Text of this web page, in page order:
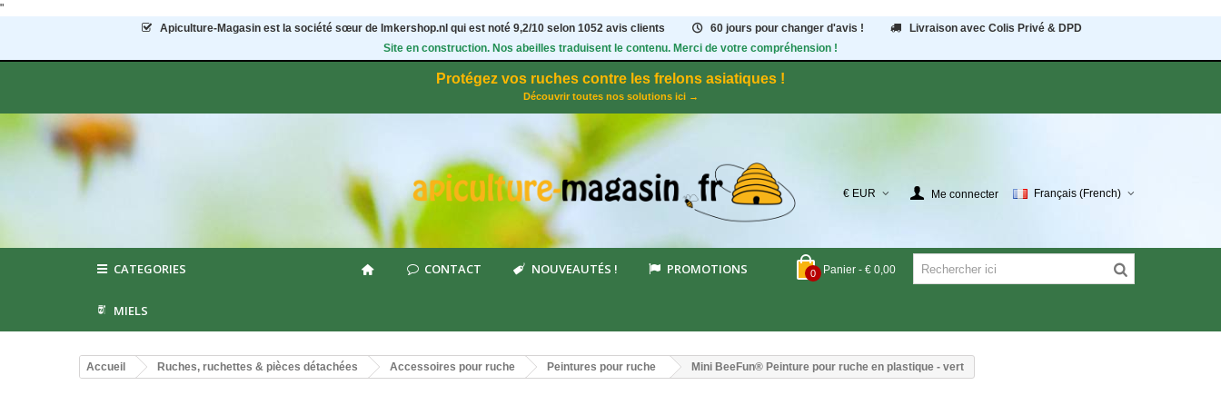
"
Apiculture-Magasin est la société sœur de Imkershop.nl qui est noté 9,2/10 selon 1052avis clients 60 jours pour changer d'avis !
Livraison avec Colis Privé & DPD
Site en construction. Nos abeilles traduisent le contenu. Merci de votre compréhension !
Protégez vos ruches contre les frelons asiatiques !
Découvrir toutes nos solutions ici →
€ EUR Me connecter Français (French)
0 Panier - € 0,00
CATEGORIES CONTACT NOUVEAUTÉS ! PROMOTIONS
MIELS
Accueil Ruches, ruchettes & pièces détachées Accessoires pour ruche Peintures pour ruche Mini BeeFun® Peinture pour ruche en plastique - vert